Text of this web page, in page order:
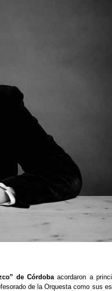
de Córdobaacordaron a
de la Orquesta como sus